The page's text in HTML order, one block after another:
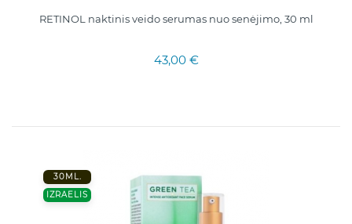
RETINOL naktinis veido serumas nuo senėjimo, 30 ml
43,00 €
30ML.
IZRAELIS